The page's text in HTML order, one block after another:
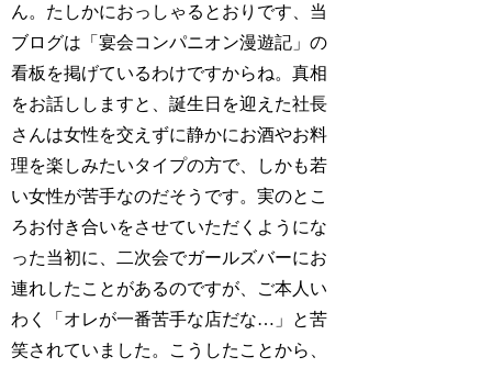
ん。たしかにおっしゃるとおりです、当
ブログは「宴会コンパニオン漫遊記」の
看板を掲げているわけですからね。真相
をお話ししますと、誕生日を迎えた社長
さんは女性を交えずに静かにお酒やお料
理を楽しみたいタイプの方で、しかも若
い女性が苦手なのだそうです。実のとこ
ろお付き合いをさせていただくようにな
った当初に、二次会でガールズバーにお
連れしたことがあるのですが、ご本人い
わく「オレが一番苦手な店だな…」と苦
笑されていました。こうしたことから、